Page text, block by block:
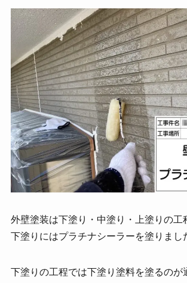
外壁塗装は下塗り・中塗り・上塗りの工
下塗りにはプラチナシーラーを塗りまし
下塗りの工程では下塗り塗料を塗るのが